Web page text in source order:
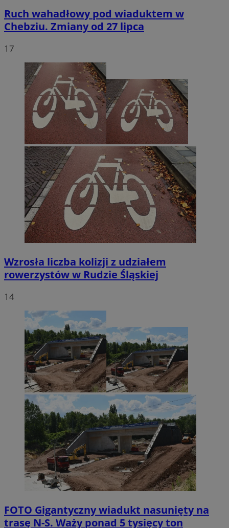
Ruch wahadłowy pod wiaduktem w
Chebziu. Zmiany od 27 lipca
17
Wzrosła liczba kolizji z udziałem
rowerzystów w Rudzie Śląskiej
14
FOTO Gigantyczny wiadukt nasunięty na
trasę N-S. Waży ponad 5 tysięcy ton